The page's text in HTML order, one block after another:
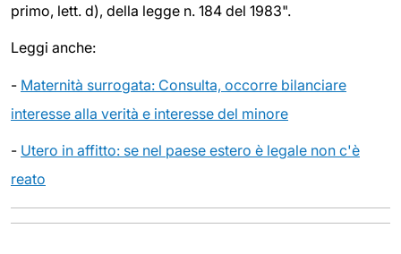
primo, lett. d), della legge n. 184 del 1983".
Leggi anche:
- Maternità surrogata: Consulta, occorre bilanciare
interesse alla verità e interesse del minore
- Utero in affitto: se nel paese estero è legale non c'è
reato